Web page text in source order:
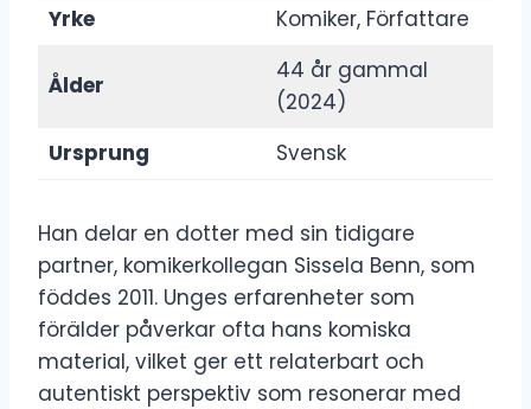
Yrke
Komiker, Författare
Ålder
44 år gammal
(2024)
Ursprung
Svensk
Han delar en dotter med sin tidigare
partner, komikerkollegan Sissela Benn, som
föddes 2011. Unges erfarenheter som
förälder påverkar ofta hans komiska
material, vilket ger ett relaterbart och
autentiskt perspektiv som resonerar med